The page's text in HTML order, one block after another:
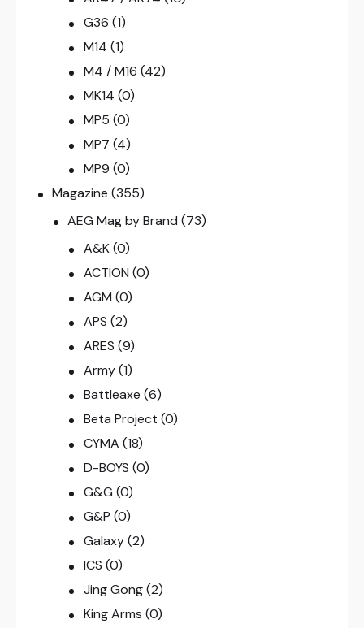
G36 (1)
M14 (1)
M4 / M16 (42)
MK14 (0)
MP5 (0)
MP7 (4)
MP9 (0)
Magazine (355)
AEG Mag by Brand (73)
A&K (0)
ACTION (0)
AGM (0)
APS (2)
ARES (9)
Army (1)
Battleaxe (6)
Beta Project (0)
CYMA (18)
D-BOYS (0)
G&G (0)
G&P (0)
Galaxy (2)
ICS (0)
Jing Gong (2)
King Arms (0)